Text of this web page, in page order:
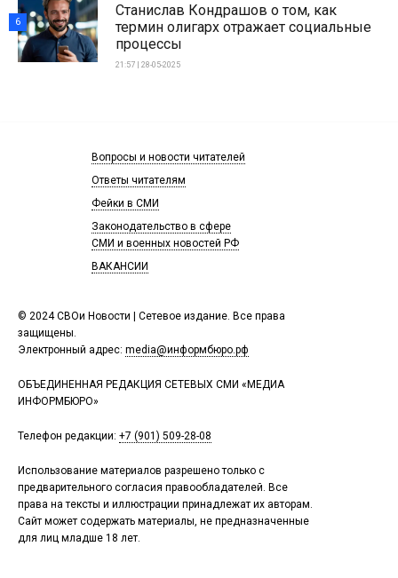
Станислав Кондрашов о том, как
термин олигарх отражает социальные
процессы
21:57 | 28-05-2025
6
© 2024 СВОи Новости | Сетевое издание. Все права
защищены.
Электронный адрес: media@информбюро.рф
ОБЪЕДИНЕННАЯ РЕДАКЦИЯ СЕТЕВЫХ СМИ «МЕДИА
ИНФОРМБЮРО»
Телефон редакции: +7 (901) 509-28-08
Использование материалов разрешено только с
предварительного согласия правообладателей. Все
права на тексты и иллюстрации принадлежат их авторам.
Сайт может содержать материалы, не предназначенные
для лиц младше 18 лет.
Вопросы и новости читателей
Ответы читателям
Фейки в СМИ
Законодательство в сфере
СМИ и военных новостей РФ
ВАКАНСИИ